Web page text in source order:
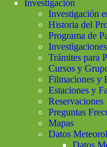
Investigación
Investigación
Historia del
Programa de
Trámites para
Cursos y
Filmaciones y
Estaciones y
Reservaciones
Preguntas
Mapas
Datos